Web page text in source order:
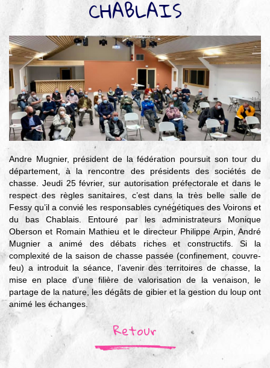
pour l’environnement
▼
Je veux devenir chasseur
Je suis chasseur
▼
Je valide mon permis
CHABLAIS
Andre Mugnier, président de la fédération poursuit son tour du
département, à la rencontre des présidents des sociétés de
chasse. Jeudi 25 février, sur autorisation préfectorale et dans le
respect des règles sanitaires, c’est dans la très belle salle de
Fessy qu’il a convié les responsables cynégétiques des Voirons et
du bas Chablais. Entouré par les administrateurs Monique
Oberson et Romain Mathieu et le directeur Philippe Arpin, André
Mugnier a animé des débats riches et constructifs. Si la
complexité de la saison de chasse passée (confinement, couvre-
feu) a introduit la séance, l’avenir des territoires de chasse, la
mise en place d’une filière de valorisation de la venaison, le
partage de la nature, les dégâts de gibier et la gestion du loup ont
animé les échanges.
Retour